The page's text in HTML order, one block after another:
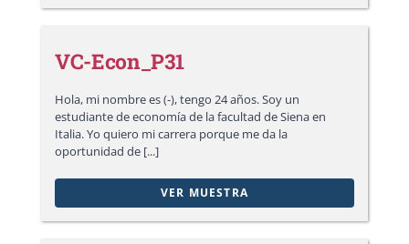
VC-Econ_P31
Hola, mi nombre es (-), tengo 24 años. Soy un
estudiante de economía de la facultad de Siena en
Italia. Yo quiero mi carrera porque me da la
oportunidad de [...]
VER MUESTRA